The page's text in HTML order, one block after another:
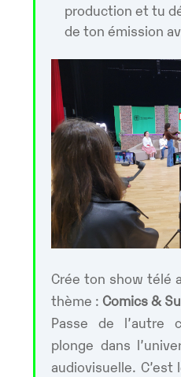
production et tu
de ton émission
Crée ton show télé
thème :Comics &
Passe de l’autre
plonge dans
audiovisuelle.